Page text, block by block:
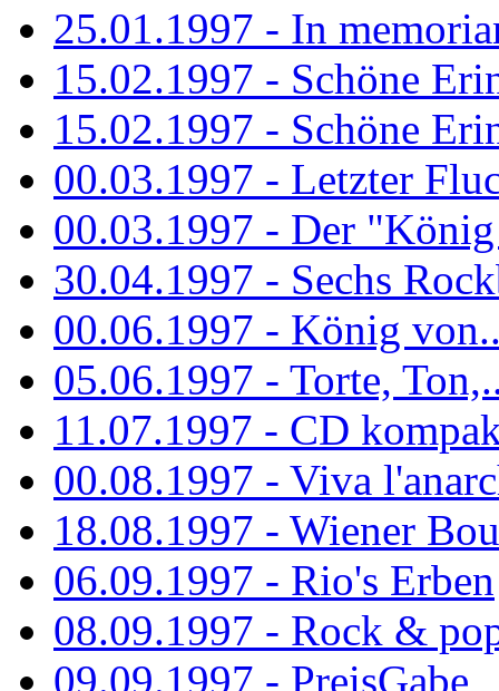
25.01.1997 - In
15.02.1997 - Schöne
15.02.1997 - Schöne
00.03.1997 - Letzter
00.03.1997 - Der
30.04.1997 - Sechs
00.06.1997 - König
05.06.1997 - Torte,
11.07.1997 - CD
00.08.1997 - Viva
18.08.1997 - Wiener
06.09.1997 - Rio's Erben
08.09.1997 - Rock &
09.09.1997 - PreisGabe